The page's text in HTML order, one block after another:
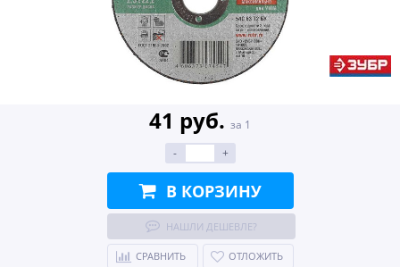
41 руб. за 1
-
+
В КОРЗИНУ
НАШЛИ ДЕШЕВЛЕ?
СРАВНИТЬ ОТЛОЖИТЬ